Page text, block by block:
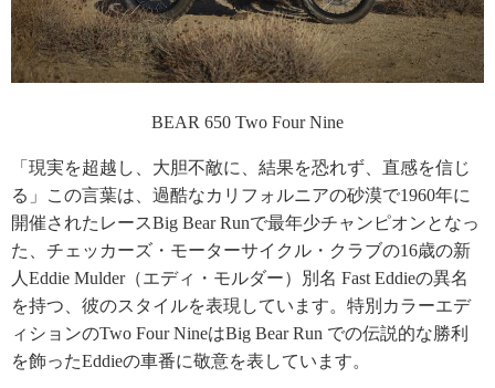
BEAR 650 Two Four Nine
「現実を超越し、大胆不敵に、結果を恐れず、直感を信じ
る」この言葉は、過酷なカリフォルニアの砂漠で1960年に
開催されたレースBig Bear Runで最年少チャンピオンとなっ
た、チェッカーズ・モーターサイクル・クラブの16歳の新
人Eddie Mulder（エディ・モルダー）別名 Fast Eddieの異名
を持つ、彼のスタイルを表現しています。特別カラーエデ
ィションのTwo Four NineはBig Bear Run での伝説的な勝利
を飾ったEddieの車番に敬意を表しています。